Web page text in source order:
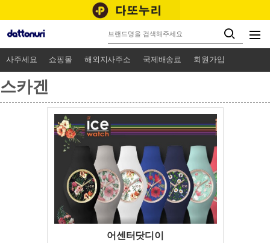
사주세요 쇼핑몰 해외지사주소 국제배송료 회원가입
스카겐
어센터닷디이